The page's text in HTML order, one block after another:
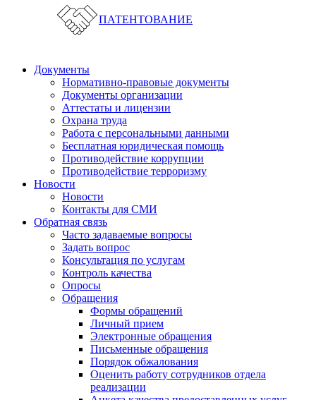
ПАТЕНТОВАНИЕ
Документы
Нормативно-правовые документы
Документы организации
Аттестаты и лицензии
Охрана труда
Работа с персональными данными
Бесплатная юридическая помощь
Противодействие коррупции
Противодействие терроризму
Новости
Новости
Контакты для СМИ
Обратная связь
Часто задаваемые вопросы
Задать вопрос
Консультация по услугам
Контроль качества
Опросы
Обращения
Формы обращений
Личный прием
Электронные обращения
Письменные обращения
Порядок обжалования
Оценить работу сотрудников отдела
реализации